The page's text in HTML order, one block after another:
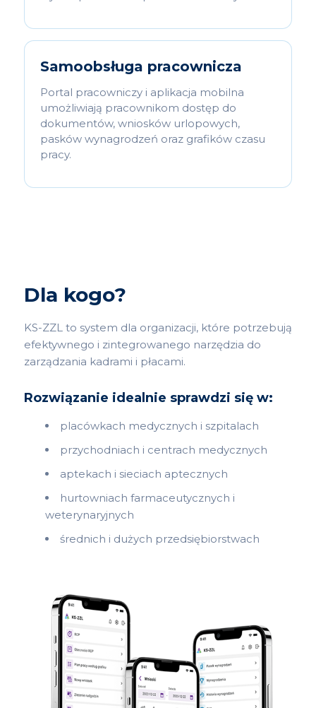
Samoobsługa pracownicza
Portal pracowniczy i aplikacja mobilna
umożliwiają pracownikom dostęp do
dokumentów, wniosków urlopowych,
pasków wynagrodzeń oraz grafików czasu
pracy.
Dla kogo?
KS-ZZL to system dla organizacji, które potrzebują
efektywnego i zintegrowanego narzędzia do
zarządzania kadrami i płacami.
Rozwiązanie idealnie sprawdzi się w:
placówkach medycznych i szpitalach
przychodniach i centrach medycznych
aptekach i sieciach aptecznych
hurtowniach farmaceutycznych i
weterynaryjnych
średnich i dużych przedsiębiorstwach